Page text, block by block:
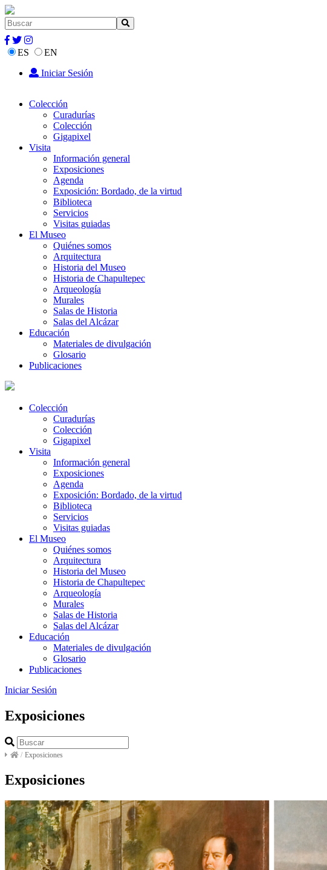
ES
EN
Iniciar Sesión
Colección
Curadurías
Colección
Gigapixel
Visita
Información general
Exposiciones
Agenda
Exposición: Bordado, de la virtud
Biblioteca
Servicios
Visitas guiadas
El Museo
Quiénes somos
Arquitectura
Historia del Museo
Historia de Chapultepec
Arqueología
Murales
Salas de Historia
Salas del Alcázar
Educación
Materiales de divulgación
Glosario
Publicaciones
Colección
Curadurías
Colección
Gigapixel
Visita
Información general
Exposiciones
Agenda
Exposición: Bordado, de la virtud
Biblioteca
Servicios
Visitas guiadas
El Museo
Quiénes somos
Arquitectura
Historia del Museo
Historia de Chapultepec
Arqueología
Murales
Salas de Historia
Salas del Alcázar
Educación
Materiales de divulgación
Glosario
Publicaciones
Iniciar Sesión
Exposiciones
/ Exposiciones
Exposiciones